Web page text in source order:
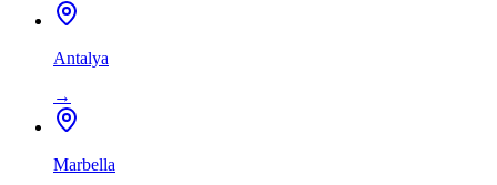
Antalya
→
Marbella